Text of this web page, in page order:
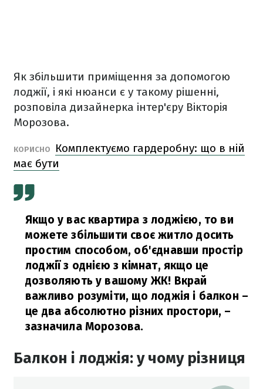
Як збільшити приміщення за допомогою
лоджії, і які нюанси є у такому рішенні,
розповіла дизайнерка інтер'єру Вікторія
Морозова.
КОРИСНО
Комплектуємо гардеробну: що в ній
має бути
Якщо у вас квартира з лоджією, то ви
можете збільшити своє житло досить
простим способом, об'єднавши простір
лоджії з однією з кімнат, якщо це
дозволяють у вашому ЖК! Вкрай
важливо розуміти, що лоджія і балкон –
це два абсолютно різних простори, –
зазначила Морозова.
Балкон і лоджія: у чому різниця